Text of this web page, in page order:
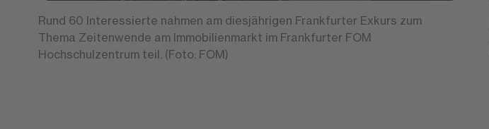
Rund 60 Interessierte nahmen am diesjährigen Frankfurter Exkurs zum
Thema Zeitenwende am Immobilienmarkt im Frankfurter FOM
Hochschulzentrum teil. (Foto: FOM)